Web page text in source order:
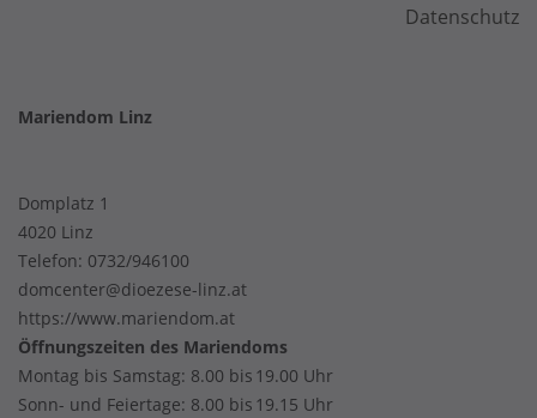
Datenschutz
Mariendom Linz
Domplatz 1
4020 Linz
Telefon: 0732/946100
domcenter@dioezese-linz.at
https://www.mariendom.at
Öffnungszeiten des Mariendoms
Montag bis Samstag: 8.00 bis 19.00 Uhr
Sonn- und Feiertage: 8.00 bis 19.15 Uhr